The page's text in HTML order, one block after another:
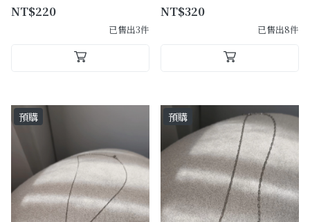
NT$220
已售出3件
NT$320
已售出8件
預購 預購